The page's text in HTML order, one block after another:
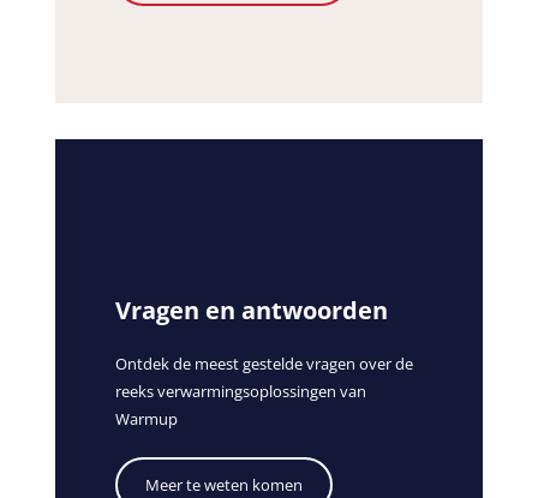
Vragen en antwoorden
Ontdek de meest gestelde vragen over de
reeks verwarmingsoplossingen van
Warmup
Meer te weten komen